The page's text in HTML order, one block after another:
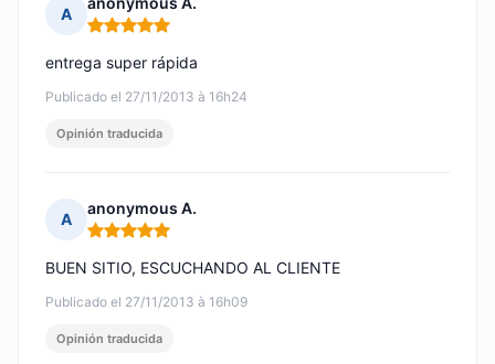
A
Nota: 5 de 5
Publicado el 27/11/2013 à 16h24
entrega super rápida
Opinión traducida
A
anonymous A.
Nota: 5 de 5
Publicado el 27/11/2013 à 16h09
BUEN SITIO, ESCUCHANDO AL CLIENTE
Opinión traducida